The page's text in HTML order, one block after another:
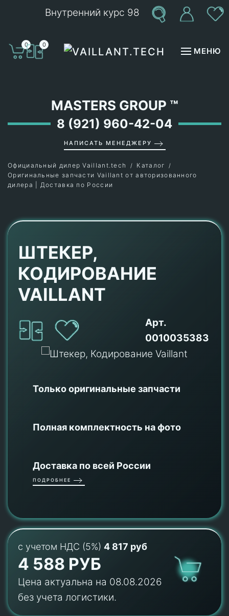
Внутренний курс 98
0 0
МЕНЮ
MASTERS GROUP ™
8 (921) 960-42-04
НАПИСАТЬ МЕНЕДЖЕРУ
Официальный дилер Vaillant.tech
Каталог
Оригинальные запчасти Vaillant от авторизованного
дилера | Доставка по России
ШТЕКЕР,
КОДИРОВАНИЕ
VAILLANT
Арт.
0010035383
Только оригинальные запчасти
Полная комплектность на фото
Доставка по всей России
ПОДРОБНЕЕ
с учетом НДС (5%) 4 817 руб
4 588 РУБ
Цена актуальна на 08.08.2026
без учета логистики.